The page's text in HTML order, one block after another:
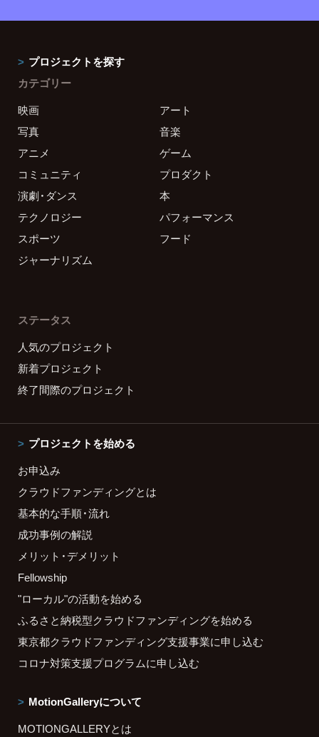
プロジェクトを探す
カテゴリー
映画
アート
写真
音楽
アニメ
ゲーム
コミュニティ
プロダクト
演劇・ダンス
本
テクノロジー
パフォーマンス
スポーツ
フード
ジャーナリズム
ステータス
人気のプロジェクト
新着プロジェクト
終了間際のプロジェクト
プロジェクトを始める
お申込み
クラウドファンディングとは
基本的な手順・流れ
成功事例の解説
メリット・デメリット
Fellowship
"ローカル"の活動を始める
ふるさと納税型クラウドファンディングを始める
東京都クラウドファンディング支援事業に申し込む
コロナ対策支援プログラムに申し込む
MotionGalleryについて
MOTIONGALLERYとは